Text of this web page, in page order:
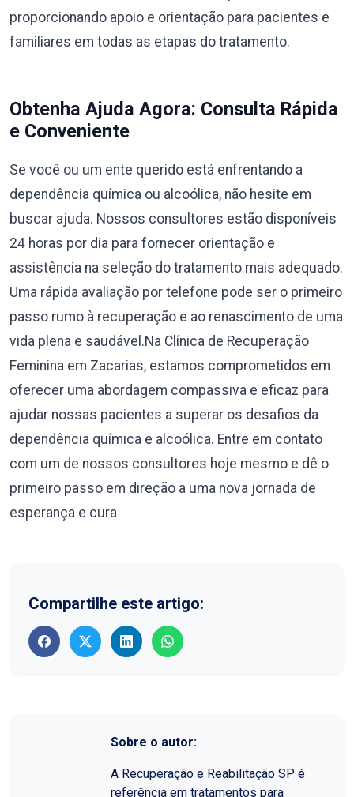
proporcionando apoio e orientação para pacientes e
familiares em todas as etapas do tratamento.
Obtenha Ajuda Agora: Consulta Rápida
e Conveniente
Se você ou um ente querido está enfrentando a
dependência química ou alcoólica, não hesite em
buscar ajuda. Nossos consultores estão disponíveis
24 horas por dia para fornecer orientação e
assistência na seleção do tratamento mais adequado.
Uma rápida avaliação por telefone pode ser o primeiro
passo rumo à recuperação e ao renascimento de uma
vida plena e saudável.Na Clínica de Recuperação
Feminina em Zacarias, estamos comprometidos em
oferecer uma abordagem compassiva e eficaz para
ajudar nossas pacientes a superar os desafios da
dependência química e alcoólica. Entre em contato
com um de nossos consultores hoje mesmo e dê o
primeiro passo em direção a uma nova jornada de
esperança e cura
Compartilhe este artigo:
Sobre o autor:
A Recuperação e Reabilitação SP é
referência em tratamentos para